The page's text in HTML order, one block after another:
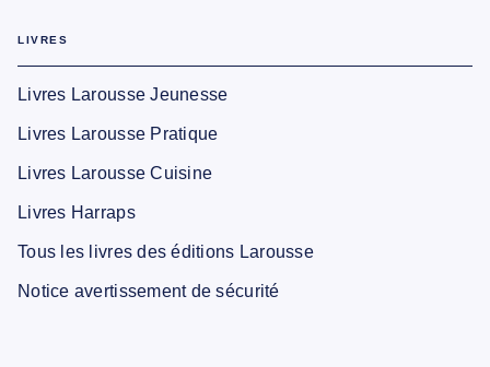
LIVRES
Livres Larousse Jeunesse
Livres Larousse Pratique
Livres Larousse Cuisine
Livres Harraps
Tous les livres des éditions Larousse
Notice avertissement de sécurité